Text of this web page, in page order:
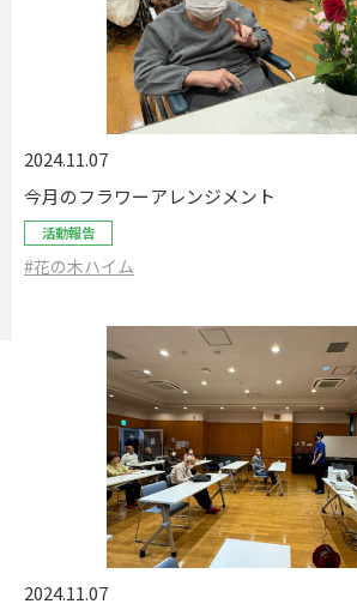
2024.11.07
今月のフラワーアレンジメント
活動報告
#花の木ハイム
2024.11.07